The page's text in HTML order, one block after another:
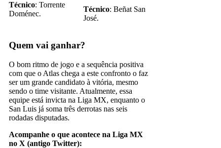
Técnico: Torrente
Doménec.
Técnico: Beñat San
José.
Quem vai ganhar?
O bom ritmo de jogo e a sequência positiva
com que o Atlas chega a este confronto o faz
ser um grande candidato à vitória, mesmo
sendo o time visitante. Atualmente, essa
equipe está invicta na Liga MX, enquanto o
San Luis já soma três derrotas nas seis
rodadas disputadas.
Acompanhe o que acontece na Liga MX
no X (antigo Twitter):